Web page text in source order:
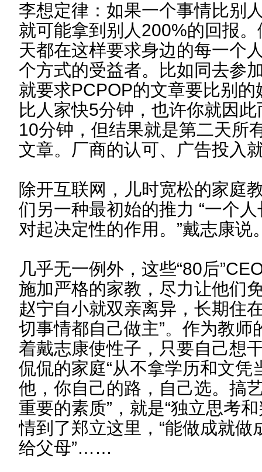
李想定律：如果一个事情比别
就可能拿到别人200%的回报
天都在这样要求身边的每一个
个方式的受益者。比如同去参
就要求PCPOP的文章要比别
比人家快5分钟，也许你就因
10分钟，但结果就是第二天所
文章。厂商的认可、广告投入
除开互联网，儿时宽松的家庭
们另一种最初始的推力 “一个
对起决定性的作用。”戴志康说
几乎无一例外，这些“80后
施加严格的家教，尽力让他们
赵宁自小就双亲离异，长期住
切事情都自己做主”。作为教
着戴志康使性子，只要自己想
侃侃的家庭“从不拿学历和文凭
他，你自己的路，自己选。搞
重要的素质”，就是“独立思考
情到了郑立这里，“能做成就
给父母”……